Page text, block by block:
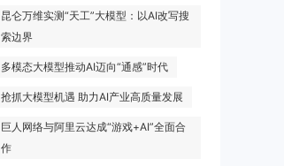
昆仑万维实测“天工”大模型：以AI改写搜
索边界
多模态大模型推动AI迈向“通感”时代
抢抓大模型机遇 助力AI产业高质量发展
巨人网络与阿里云达成“游戏+AI”全面合
作